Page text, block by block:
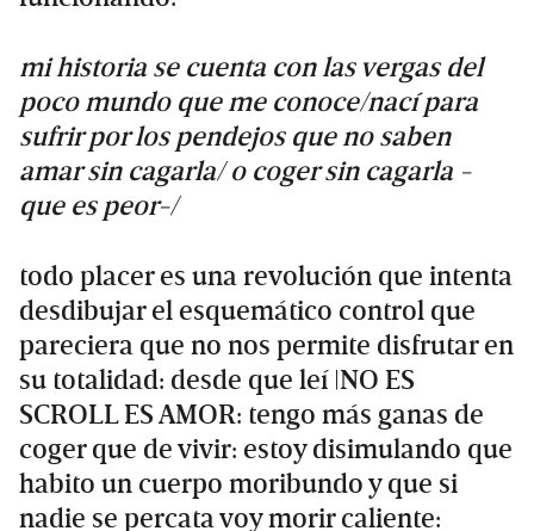
mi historia se cuenta con las vergas del
poco mundo que me conoce/nací para
sufrir por los pendejos que no saben
amar sin cagarla/ o coger sin cagarla -
que es peor-/
todo placer es una revolución que intenta
desdibujar el esquemático control que
pareciera que no nos permite disfrutar en
su totalidad: desde que leí |NO ES
SCROLL ES AMOR: tengo más ganas de
coger que de vivir: estoy disimulando que
habito un cuerpo moribundo y que si
nadie se percata voy morir caliente: